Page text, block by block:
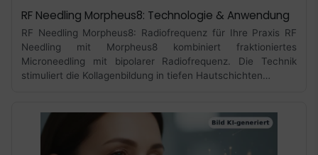
RF Needling Morpheus8: Technologie & Anwendung
RF Needling Morpheus8: Radiofrequenz für Ihre Praxis RF
Needling mit Morpheus8 kombiniert fraktioniertes
Microneedling mit bipolarer Radiofrequenz. Die Technik
stimuliert die Kollagenbildung in tiefen Hautschichten…